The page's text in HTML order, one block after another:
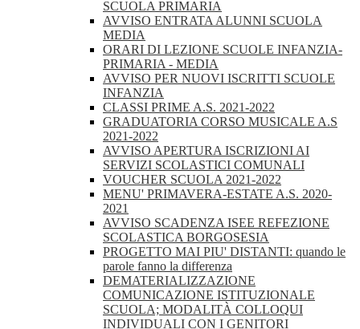
SCUOLA PRIMARIA
AVVISO ENTRATA ALUNNI SCUOLA
MEDIA
ORARI DI LEZIONE SCUOLE INFANZIA-
PRIMARIA - MEDIA
AVVISO PER NUOVI ISCRITTI SCUOLE
INFANZIA
CLASSI PRIME A.S. 2021-2022
GRADUATORIA CORSO MUSICALE A.S
2021-2022
AVVISO APERTURA ISCRIZIONI AI
SERVIZI SCOLASTICI COMUNALI
VOUCHER SCUOLA 2021-2022
MENU' PRIMAVERA-ESTATE A.S. 2020-
2021
AVVISO SCADENZA ISEE REFEZIONE
SCOLASTICA BORGOSESIA
PROGETTO MAI PIU' DISTANTI: quando le
parole fanno la differenza
DEMATERIALIZZAZIONE
COMUNICAZIONE ISTITUZIONALE
SCUOLA; MODALITÀ COLLOQUI
INDIVIDUALI CON I GENITORI